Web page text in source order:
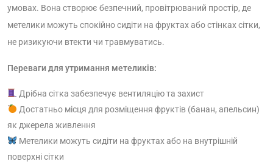
умовах. Вона створює безпечний, провітрюваний простір, де
метелики можуть спокійно сидіти на фруктах або стінках сітки,
не ризикуючи втекти чи травмуватись.
Переваги для утримання метеликів:
Дрібна сітка забезпечує вентиляцію та захист
Достатньо місця для розміщення фруктів (банан, апельсин)
як джерела живлення
Метелики можуть сидіти на фруктах або на внутрішній
поверхні сітки